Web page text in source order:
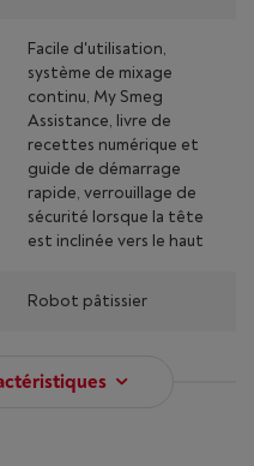
Facile d'utilisation,
système de mixage
continu, My Smeg
Assistance, livre de
recettes numérique et
guide de démarrage
rapide, verrouillage de
sécurité lorsque la tête
est inclinée vers le haut
Robot pâtissier